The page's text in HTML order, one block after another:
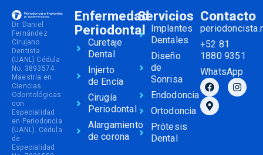
Dr. Daniel
Fernández
Cirujano
Dentista
(UANL) Cédula
No. 3893574
Maestría en
Ciencias
Odontológicas
con
Especialidad
en Periodoncia
(UANL). Cédula
de
Especialidad
Enfermedad
Periodontal
Curetaje
Dental
Injerto
de Encía
Cirugía
Periodontal
Alargamiento
de corona
Servicios
Implantes
Dentales
Diseño
de
Sonrisa
Endodoncia
Ortodoncia
Prótesis
Dental
Contacto
+52 81
1880 9351
WhatsApp